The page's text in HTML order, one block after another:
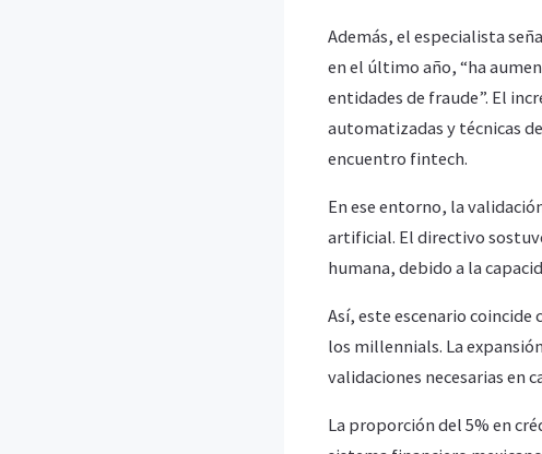
Además, el especialista
en el último año, “ha
entidades de fraude”. El
automatizadas y técnicas
encuentro fintech.
En ese entorno, la
artificial. El directivo
humana, debido a la
Así, este escenario
los millennials. La
validaciones necesarias en
La proporción del 5% en